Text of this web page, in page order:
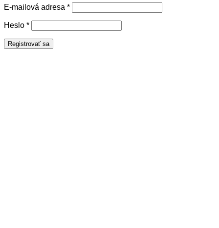
E-mailová adresa *Povinné
Heslo *Povinné
Registrovať sa